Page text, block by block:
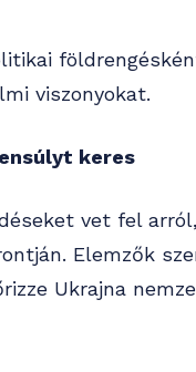
viszonyokat.
keres
vet fel
Elemzők
Ukrajna